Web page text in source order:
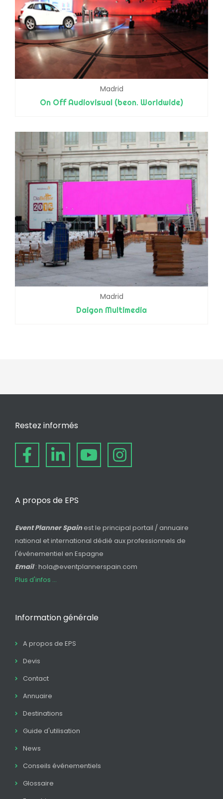
Madrid
On Off Audiovisual (beon. Worldwide)
Madrid
Daigon Multimedia
Restez informés
A propos de EPS
Event Planner Spain est le principal portail / annuaire
national et international dédié aux professionnels de
l'événementiel en Espagne
Email: hola@eventplannerspain.com
Plus d'infos ...
Information générale
A propos de EPS
Devis
Contact
Annuaire
Destinations
Guide d'utilisation
News
Conseils événementiels
Glossaire